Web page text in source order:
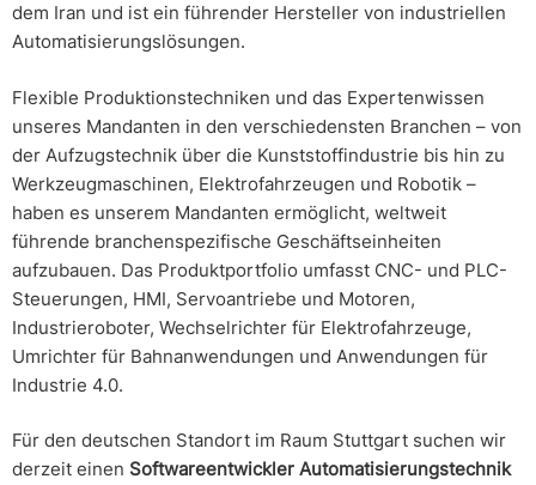
dem Iran und ist ein führender Hersteller von industriellen
Automatisierungslösungen.
Flexible Produktionstechniken und das Expertenwissen
unseres Mandanten in den verschiedensten Branchen – von
der Aufzugstechnik über die Kunststoffindustrie bis hin zu
Werkzeugmaschinen, Elektrofahrzeugen und Robotik –
haben es unserem Mandanten ermöglicht, weltweit
führende branchenspezifische Geschäftseinheiten
aufzubauen. Das Produktportfolio umfasst CNC- und PLC-
Steuerungen, HMI, Servoantriebe und Motoren,
Industrieroboter, Wechselrichter für Elektrofahrzeuge,
Umrichter für Bahnanwendungen und Anwendungen für
Industrie 4.0.
Für den deutschen Standort im Raum Stuttgart suchen wir
derzeit einen Softwareentwickler Automatisierungstechnik